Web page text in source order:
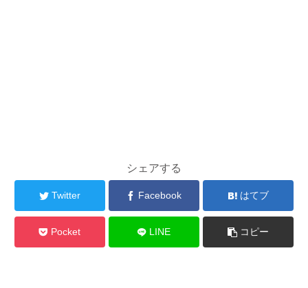
シェアする
Twitter Facebook はてブ
Pocket LINE コピー